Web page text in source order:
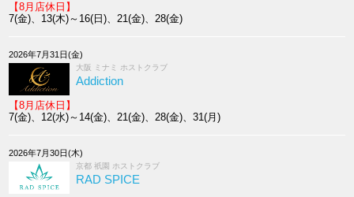
【8月店休日】
7(金)、13(木)～16(日)、21(金)、28(金)
2026年7月31日(金)
大阪 ミナミ ホストクラブ
Addiction
【8月店休日】
7(金)、12(水)～14(金)、21(金)、28(金)、31(月)
2026年7月30日(木)
京都 祇園 ホストクラブ
RAD SPICE